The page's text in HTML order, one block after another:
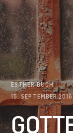
ESTHER BUCH
15. SEPTEMBER 2016